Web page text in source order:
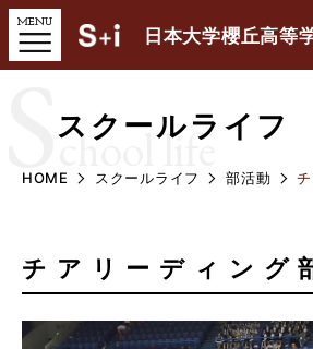
日本大学櫻丘高等
スクールライフ
School life
HOME スクールライフ 部活動
チアリーディング